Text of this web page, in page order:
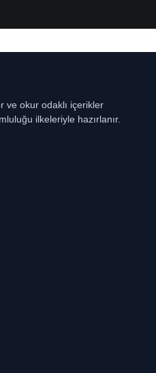
ve okur odaklı içerikler
ilkeleriyle hazırlanır.